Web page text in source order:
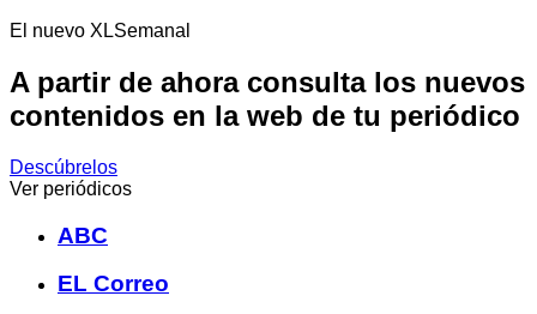
El nuevo XLSemanal
A partir de ahora consulta los nuevos
contenidos en la web de tu periódico
Descúbrelos
Ver periódicos
ABC
EL Correo